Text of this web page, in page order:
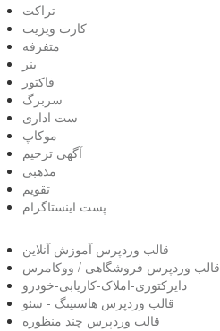
تراکت
کارت ویزیت
متفرفه
بنر
فاکتور
سربرگ
ست اداری
موکاپ
آگهی ترحیم
مذهبی
تقویم
پست اینستاگرام
قالب وردپرس آموزش آنلاین
قالب وردپرس فروشگاهی / ووکامرس
دایرکتوری-املاک-کاریابی-خودرو
قالب وردپرس هاستینگ - سئو
قالب وردپرس چند منظوره